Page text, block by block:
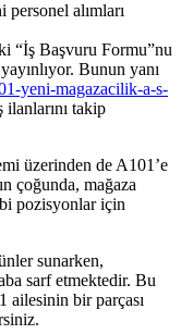
personel alımları
“İş Başvuru Formu”nu
Bunun yanı
yeni-magazacilik-a-s-
ilanlarını takip
üzerinden de A101’e
çoğunda, mağaza
pozisyonlar için
sunarken,
sarf etmektedir. Bu
ailesinin bir parçası